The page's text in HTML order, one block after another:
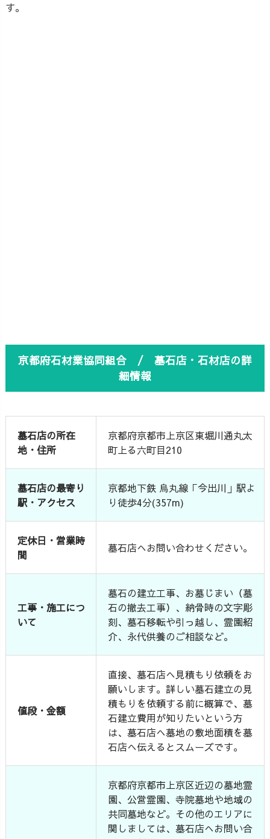
す。
京都府石材業協同組合 / 墓石店・石材店の詳
細情報
墓石店の所在
地・住所
京都府京都市上京区東堀川通丸太
町上る六町目210
墓石店の最寄り
駅・アクセス
京都地下鉄 烏丸線「今出川」駅よ
り徒歩4分(357m)
定休日・営業時
間
墓石店へお問い合わせください。
工事・施工につ
いて
墓石の建立工事、お墓じまい（墓
石の撤去工事）、納骨時の文字彫
刻、墓石移転や引っ越し、霊園紹
介、永代供養のご相談など。
値段・金額
直接、墓石店へ見積もり依頼をお
願いします。詳しい墓石建立の見
積もりを依頼する前に概算で、墓
石建立費用が知りたいという方
は、墓石店へ墓地の敷地面積を墓
石店へ伝えるとスムーズです。
京都府京都市上京区近辺の墓地霊
園、公営霊園、寺院墓地や地域の
共同墓地など。その他のエリアに
関しましては、墓石店へお問い合